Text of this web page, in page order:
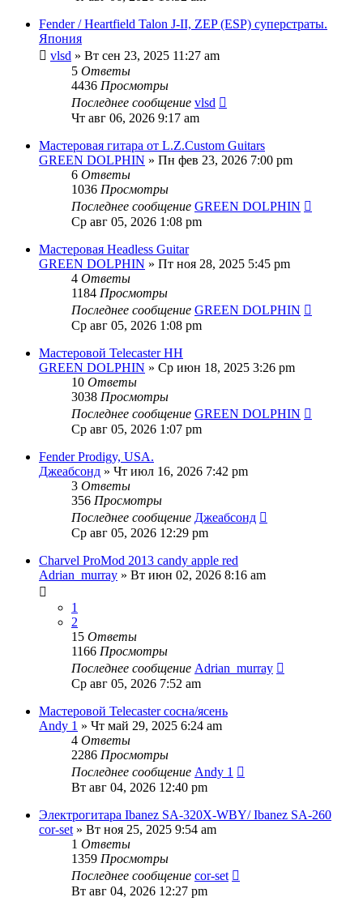
Fender / Heartfield Talon J-II, ZEP (ESP) суперстраты.
Япония
vlsd » Вт сен 23, 2025 11:27 am
5 Ответы
4436 Просмотры
Последнее сообщение vlsd
Чт авг 06, 2026 9:17 am
Мастеровая гитара от L.Z.Custom Guitars
GREEN DOLPHIN » Пн фев 23, 2026 7:00 pm
6 Ответы
1036 Просмотры
Последнее сообщение GREEN DOLPHIN
Ср авг 05, 2026 1:08 pm
Мастеровая Headless Guitar
GREEN DOLPHIN » Пт ноя 28, 2025 5:45 pm
4 Ответы
1184 Просмотры
Последнее сообщение GREEN DOLPHIN
Ср авг 05, 2026 1:08 pm
Мастеровой Telecaster HH
GREEN DOLPHIN » Ср июн 18, 2025 3:26 pm
10 Ответы
3038 Просмотры
Последнее сообщение GREEN DOLPHIN
Ср авг 05, 2026 1:07 pm
Fender Prodigy, USA.
Джеабсонд » Чт июл 16, 2026 7:42 pm
3 Ответы
356 Просмотры
Последнее сообщение Джеабсонд
Ср авг 05, 2026 12:29 pm
Charvel ProMod 2013 candy apple red
Adrian_murray » Вт июн 02, 2026 8:16 am
1
2
15 Ответы
1166 Просмотры
Последнее сообщение Adrian_murray
Ср авг 05, 2026 7:52 am
Мастеровой Telecaster сосна/ясень
Andy 1 » Чт май 29, 2025 6:24 am
4 Ответы
2286 Просмотры
Последнее сообщение Andy 1
Вт авг 04, 2026 12:40 pm
Электрогитара Ibanez SA-320X-WBY/ Ibanez SA-260
cor-set » Вт ноя 25, 2025 9:54 am
1 Ответы
1359 Просмотры
Последнее сообщение cor-set
Вт авг 04, 2026 12:27 pm